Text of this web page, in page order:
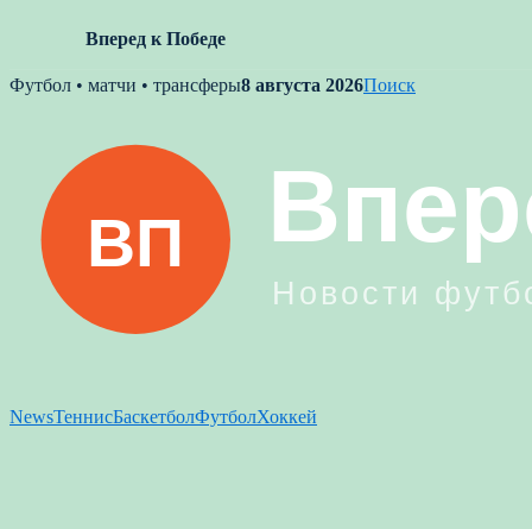
Вперед к Победе
Skip
Футбол • матчи • трансферы8 августа 2026Поиск
NewsТеннисБаскетболФутболХоккей